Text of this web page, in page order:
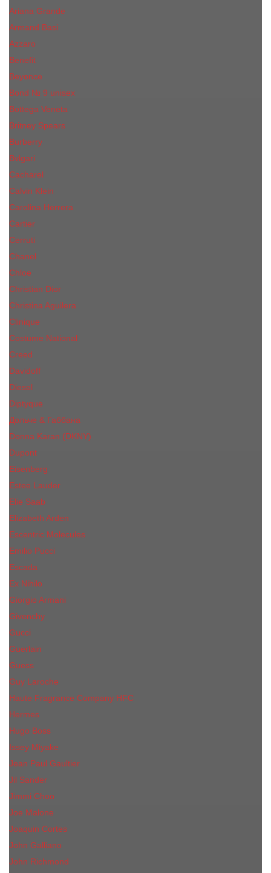
Ariana Grande
Armand Basi
Azzaro
Benefit
Beyonce
Bond № 9 unisex
Bottega Veneta
Britney Spears
Burberry
Bvlgari
Cacharel
Calvin Klein
Carolina Herrera
Cartier
Cerruti
Сhanеl
Chloe
Christian Dior
Christina Aguilera
Сliniquе
Costume National
Creed
Davidoff
Diesel
Diptyque
Дольче & Габбана
Donna Karan (DKNY)
Dupont
Eisenberg
Еsteе Lаudеr
Elie Saab
Elizabeth Arden
Escentric Molecules
Emilio Pucci
Escada
Ex Nihilo
Giorgio Armani
Givenchy
Gucci
Guerlain
Guess
Guy Laroche
Haute Fragrance Company HFC
Hermes
Hugo Boss
Issey Miyake
Jean Paul Gaultier
Jil Sander
Jimmi Choo
Jое Malоnе
Joaquin Cortes
John Galliano
John Richmond